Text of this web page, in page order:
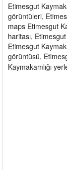
Etimesgut
görüntüleri,
maps Etimesgut
haritası,
Etimesgut
görüntüsü,
Kaymakamlığı